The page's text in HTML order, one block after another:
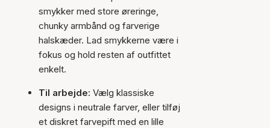
smykker med store øreringe,
chunky armbånd og farverige
halskæder. Lad smykkerne være i
fokus og hold resten af outfittet
enkelt.
Til arbejde: Vælg klassiske
designs i neutrale farver, eller tilføj
et diskret farvepift med en lille